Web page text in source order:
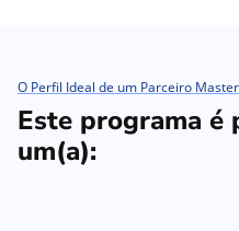
O Perfil Ideal de um Parceiro Master
Este programa é
um(a):